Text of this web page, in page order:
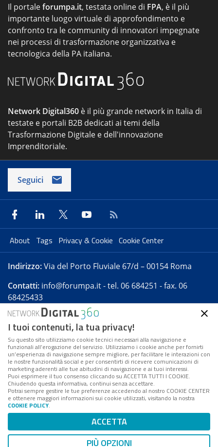
Il portaleforumpa.it, testata online di FPA, è il più
importante luogo virtuale di approfondimento e
confronto tra le community di innovatori impegnate
nei processi di trasformazione organizzativa e
tecnologica della PA italiana.
Network Digital360 è il più grande network in Italia di
testate e portali B2B dedicati ai temi della
Trasformazione Digitale e dell'innovazione
Imprenditoriale.
Seguici
About Tags Privacy & Cookie Cookie Center
Indirizzo:Via del Porto Fluviale 67/d – 00154 Roma
Contatti: info@forumpa.it- tel. 06 684251 - fax. 06
68425433
Forumpa.itè una pubblicazione telematica iscritta
presso Registro della stampa del Tribunale di Roma -
Reg. n. 182 del 2 maggio 2008 - Direttore resp. Michela
Stentella
FPA s.r.l. è società soggetta a Direzione e
Coordinamento da parte di Digital360 S.p.A. - FPA s.r.l.
è un'azienda certificata per il sistema di management
Codice Fiscale/Partita IVA n. 10693191008 - R.E.A. Roma
n. 1249791. ISP AWS
Mappa del sito
I tuoi contenuti, la tua privacy!
Su questo sito utilizziamo cookie tecnici necessari alla navigazione e
funzionali all’erogazione del servizio. Utilizziamo i cookie anche per fornirti
un’esperienza di navigazione sempre migliore, per facilitare le interazioni con
le nostre funzionalità social e per consentirti di ricevere comunicazioni di
marketing aderenti alle tue abitudini di navigazione e ai tuoi interessi.
Puoi esprimere il tuo consenso cliccando su ACCETTA TUTTI I COOKIE.
Chiudendo questa informativa, continui senza accettare.
Potrai sempre gestire le tue preferenze accedendo al nostro COOKIE CENTER
e ottenere maggiori informazioni sui cookie utilizzati, visitando la nostra
COOKIE POLICY.
ACCETTA
PIÙ OPZIONI